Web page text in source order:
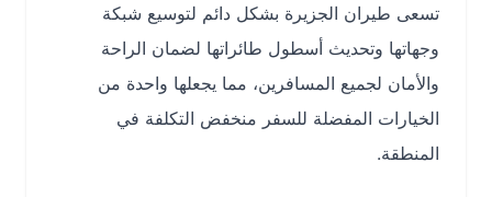
تسعى طيران الجزيرة بشكل دائم لتوسيع شبكة
وجهاتها وتحديث أسطول طائراتها لضمان الراحة
والأمان لجميع المسافرين، مما يجعلها واحدة من
الخيارات المفضلة للسفر منخفض التكلفة في
المنطقة.